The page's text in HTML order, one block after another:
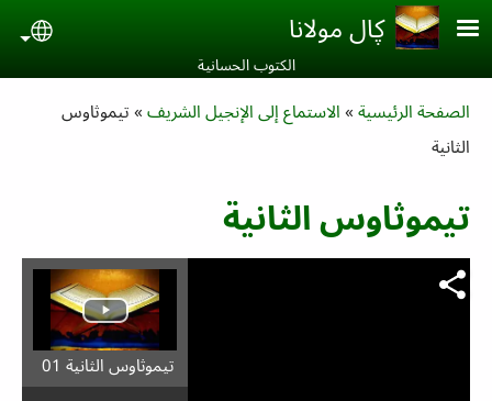
Skip to main content
ڮال مولانا
الكتوب الحسانية‎
Breadcrumb
الصفحة الرئيسية الاستماع إلى الإنجيل الشريف
تيموثاوس
الثانية
تيموثاوس الثانية
تيموثاوس الثانية 01